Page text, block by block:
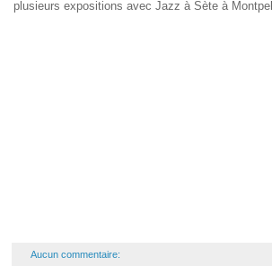
plusieurs expositions avec Jazz à Sète à
Aucun commentaire: